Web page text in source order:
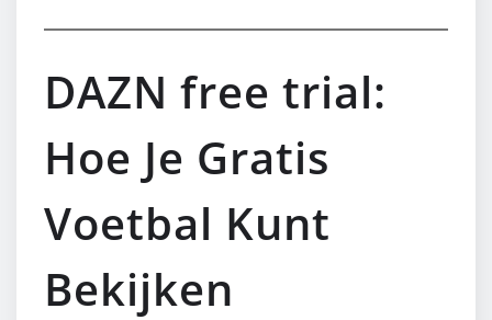
DAZN free trial:
Hoe Je Gratis
Voetbal Kunt
Bekijken